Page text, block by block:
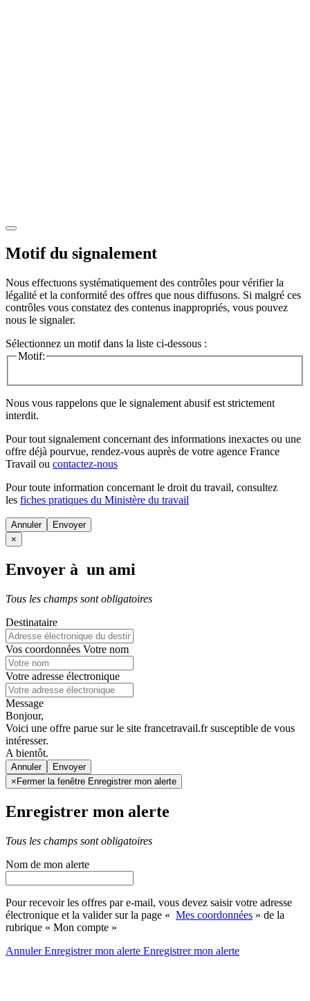
Motif du signalement
Nous effectuons systématiquement des contrôles pour vérifier la
légalité et la conformité des offres que nous diffusons. Si malgré ces
contrôles vous constatez des contenus inappropriés, vous pouvez
nous le signaler.
Sélectionnez un motif dans la liste ci-dessous :
Motif:
Nous vous rappelons que le signalement abusif est strictement
interdit.
Pour tout signalement concernant des informations inexactes ou une
offre déjà pourvue, rendez-vous auprès de votre agence France
Travail ou contactez-nous
Pour toute information concernant le droit du travail, consultez
les fiches pratiques du Ministère du travail
Annuler
×
Envoyer à un ami
Tous les champs sont obligatoires
Destinataire
Vos coordonnées Votre nom
Votre adresse électronique
Message
Bonjour,
Voici une offre parue sur le site francetravail.fr susceptible de vous
intéresser.
A bientôt.
Annuler
× Fermer la fenêtre Enregistrer mon alerte
Enregistrer mon alerte
Tous les champs sont obligatoires
Nom de mon alerte
Pour recevoir les offres par e-mail, vous devez saisir votre adresse
électronique et la valider sur la page « Mes coordonnées » de la
rubrique « Mon compte »
AnnulerEnregistrer mon alerte Enregistrermon alerte